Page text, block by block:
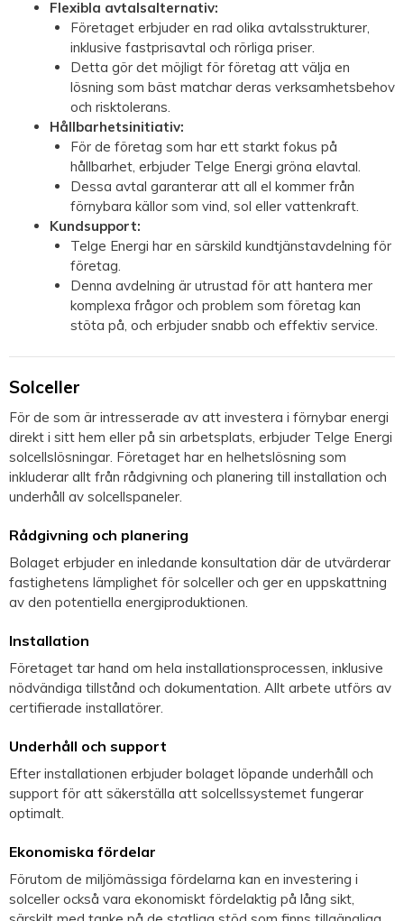
Flexibla avtalsalternativ:
Företaget erbjuder en rad olika avtalsstrukturer,
inklusive fastprisavtal och rörliga priser.
Detta gör det möjligt för företag att välja en
lösning som bäst matchar deras verksamhetsbehov
och risktolerans.
Hållbarhetsinitiativ:
För de företag som har ett starkt fokus på
hållbarhet, erbjuder Telge Energi gröna elavtal.
Dessa avtal garanterar att all el kommer från
förnybara källor som vind, sol eller vattenkraft.
Kundsupport:
Telge Energi har en särskild kundtjänstavdelning för
företag.
Denna avdelning är utrustad för att hantera mer
komplexa frågor och problem som företag kan
stöta på, och erbjuder snabb och effektiv service.
Solceller
För de som är intresserade av att investera i förnybar energi
direkt i sitt hem eller på sin arbetsplats, erbjuder Telge Energi
solcellslösningar. Företaget har en helhetslösning som
inkluderar allt från rådgivning och planering till installation och
underhåll av solcellspaneler.
Rådgivning och planering
Bolaget erbjuder en inledande konsultation där de utvärderar
fastighetens lämplighet för solceller och ger en uppskattning
av den potentiella energiproduktionen.
Installation
Företaget tar hand om hela installationsprocessen, inklusive
nödvändiga tillstånd och dokumentation. Allt arbete utförs av
certifierade installatörer.
Underhåll och support
Efter installationen erbjuder bolaget löpande underhåll och
support för att säkerställa att solcellssystemet fungerar
optimalt.
Ekonomiska fördelar
Förutom de miljömässiga fördelarna kan en investering i
solceller också vara ekonomiskt fördelaktig på lång sikt,